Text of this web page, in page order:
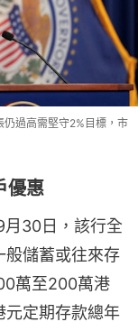
過高需堅守2%目標，市
優惠
30日，該行全
儲蓄或往來存
萬至200萬港
元定期存款總年